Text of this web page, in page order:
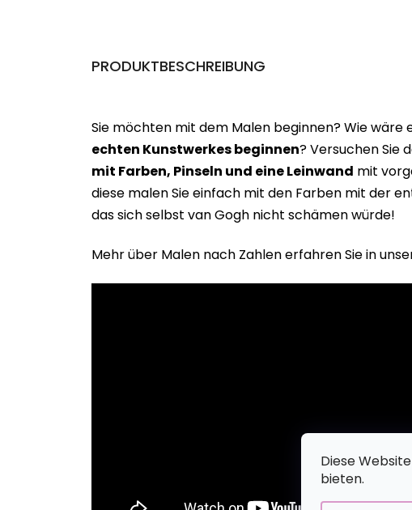
Diese
bieten.
PRODUKTBESCHREIBUNG
Sie möchten mit dem Malen beginnen? Wie wäre
echten Kunstwerkes beginnen? Versuchen Sie
mit Farben, Pinseln und eine Leinwand mit
diese malen Sie einfach mit den Farben mit der
das sich selbst van Gogh nicht schämen würde!
Mehr über Malen nach Zahlen erfahren Sie in